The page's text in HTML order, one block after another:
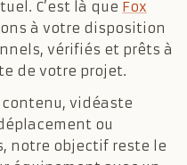
C’est là que Fox
à votre disposition
vérifiés et prêts à
de votre projet.
contenu, vidéaste
ou
notre objectif reste le